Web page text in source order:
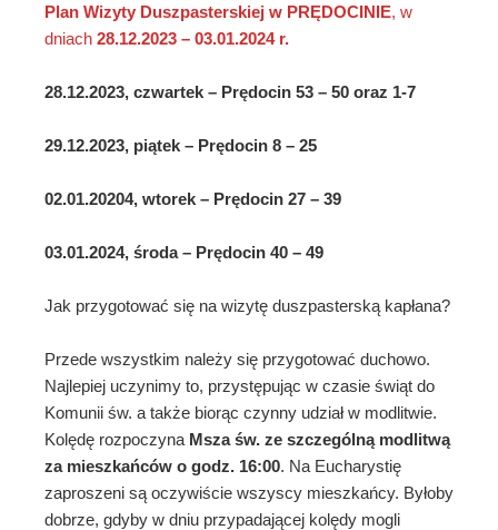
Plan Wizyty Duszpasterskiej w PRĘDOCINIE, w
dniach 28.12.2023 – 03.01.2024 r.
28.12.2023, czwartek – Prędocin 53 – 50 oraz 1-7
29.12.2023, piątek – Prędocin 8 – 25
02.01.20204, wtorek – Prędocin 27 – 39
03.01.2024, środa – Prędocin 40 – 49
Jak przygotować się na wizytę duszpasterską kapłana?
Przede wszystkim należy się przygotować duchowo.
Najlepiej uczynimy to, przystępując w czasie świąt do
Komunii św. a także biorąc czynny udział w modlitwie.
Kolędę rozpoczyna Msza św. ze szczególną modlitwą
za mieszkańców o godz. 16:00. Na Eucharystię
zaproszeni są oczywiście wszyscy mieszkańcy. Byłoby
dobrze, gdyby w dniu przypadającej kolędy mogli